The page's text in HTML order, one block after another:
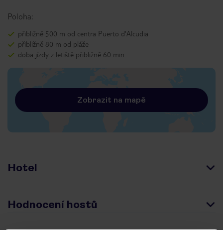
Poloha:
přibližně 500 m od centra Puerto d'Alcudia
přibližně 80 m od pláže
doba jízdy z letiště přibližně 60 min.
Zobrazit na mapě
Hotel
Hodnocení hostů